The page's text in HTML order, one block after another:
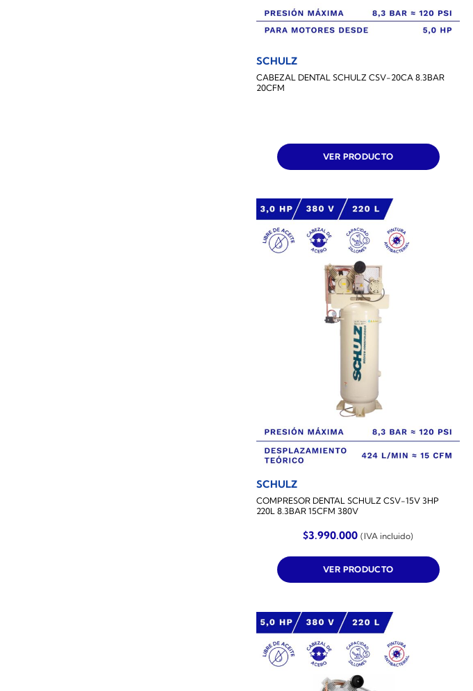
SCHULZ
CABEZAL DENTAL SCHULZ CSV-20CA 8.3BAR
20CFM
VER PRODUCTO
SCHULZ
COMPRESOR DENTAL SCHULZ CSV-15V 3HP
220L 8.3BAR 15CFM 380V
$3.990.000 (IVA incluido)
VER PRODUCTO